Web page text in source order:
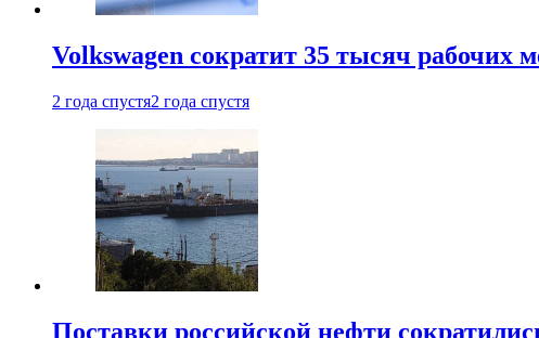
Volkswagen сократит 35 тысяч рабочих
2 года спустя2 года спустя
Поставки российской нефти